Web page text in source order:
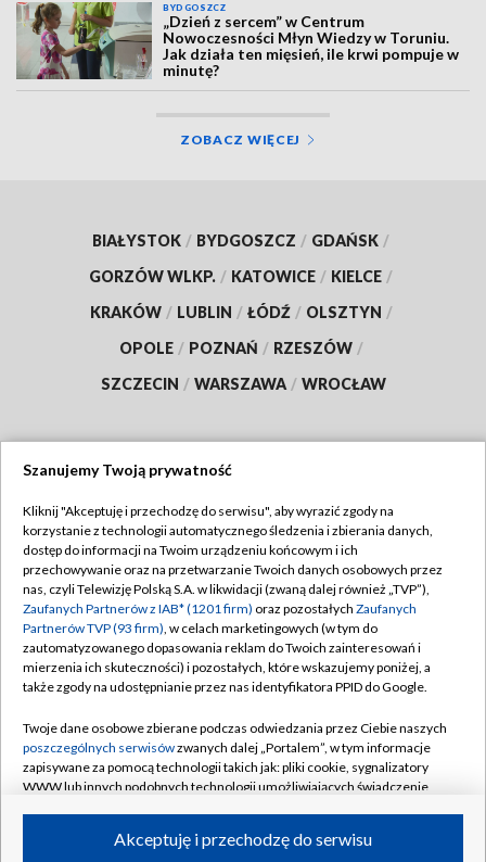
BYDGOSZCZ
„Dzień z sercem” w Centrum
Nowoczesności Młyn Wiedzy w Toruniu.
Jak działa ten mięsień, ile krwi pompuje w
minutę?
ZOBACZ WIĘCEJ
BIAŁYSTOK / BYDGOSZCZ / GDAŃSK /
GORZÓW WLKP. / KATOWICE / KIELCE /
KRAKÓW / LUBLIN / ŁÓDŹ / OLSZTYN /
OPOLE / POZNAŃ / RZESZÓW /
SZCZECIN / WARSZAWA / WROCŁAW
TVP
Abonament TVP
Emisja w TVP
Centrum informacji TVP
Naziemna Telewizja Cyfrowa
Rada Programowa
System NOS
Informacje o nadawcy
Program dla prasy
Regulamin TVP
Polityka prywatności
Moje zgody
Pomoc
Kontakt
Kanały
Szanujemy Twoją prywatność
Kliknij "Akceptuję i przechodzę do serwisu", aby wyrazić zgody na
korzystanie z technologii automatycznego śledzenia i zbierania danych,
dostęp do informacji na Twoim urządzeniu końcowym i ich
przechowywanie oraz na przetwarzanie Twoich danych osobowych przez
nas, czyli Telewizję Polską S.A. w likwidacji (zwaną dalej również „TVP”),
Zaufanych Partnerów z IAB* (1201 firm) oraz pozostałych Zaufanych
Partnerów TVP (93 firm), w celach marketingowych (w tym do
zautomatyzowanego dopasowania reklam do Twoich zainteresowań i
mierzenia ich skuteczności) i pozostałych, które wskazujemy poniżej, a
także zgody na udostępnianie przez nas identyfikatora PPID do Google.
Twoje dane osobowe zbierane podczas odwiedzania przez Ciebie naszych
poszczególnych serwisówzwanych dalej „Portalem”, w tym informacje
zapisywane za pomocą technologii takich jak: pliki cookie, sygnalizatory
WWW lub innych podobnych technologii umożliwiających świadczenie
ruchu w Internecie.Akceptuję i przechodzę do serwisu